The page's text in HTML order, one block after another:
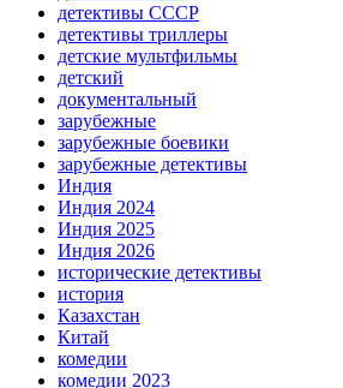
детективы СССР
детективы триллеры
детские мультфильмы
детский
документальный
зарубежные
зарубежные боевики
зарубежные детективы
Индия
Индия 2024
Индия 2025
Индия 2026
исторические детективы
история
Казахстан
Китай
комедии
комедии 2023